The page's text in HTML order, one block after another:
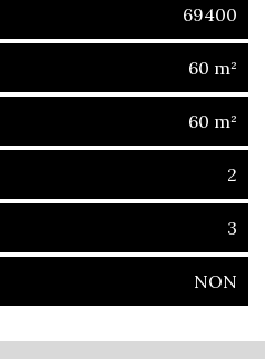
69400
60 m²
60 m²
2
3
NON